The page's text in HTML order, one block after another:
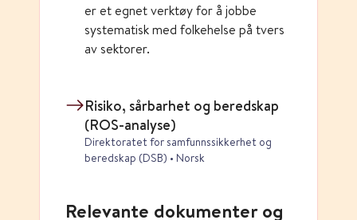
er et egnet verktøy for å jobbe
systematisk med folkehelse på tvers
av sektorer.
Risiko, sårbarhet og beredskap
(ROS-analyse)
Direktoratet for samfunnssikkerhet og
beredskap (DSB) • Norsk
Relevante dokumenter og